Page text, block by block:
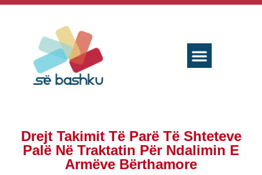
Drejt Takimit Tё Parë Tё Shteteve
Palë Në Traktatin Për Ndalimin E
Armëve Bërthamore